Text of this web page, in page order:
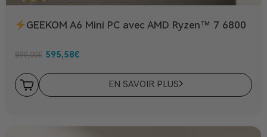
GEEKOM A6 Mini PC avec AMD Ryzen™ 7 6800
899,00€ 595,58€
EN SAVOIR PLUS